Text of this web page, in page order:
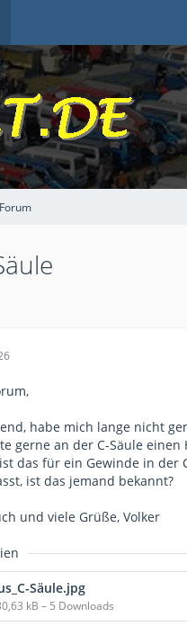
habe mich lange nicht
gerne an der C-Säule einen
das für ein Gewinde in der
ist das jemand bekannt?
und viele Grüße, Volker
Säule.jpg
kB – 5 Downloads